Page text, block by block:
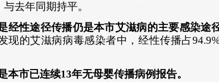
与去年同期持平。
经性途径传播仍是本市艾滋病的主要感染途
现的艾滋病病毒感染者中，经性传播占
本市已连续13年无母婴传播病例报告。